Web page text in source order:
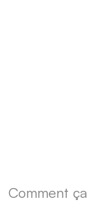
Comment